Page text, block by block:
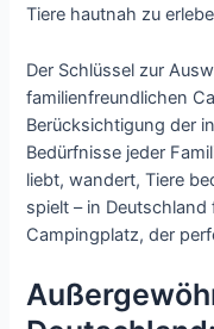
Tiere hautnah zu
Der Schlüssel zur
familienfreundlichen
Berücksichtigung der
Bedürfnisse jeder
liebt, wandert, Tiere
spielt – in
Campingplatz, der